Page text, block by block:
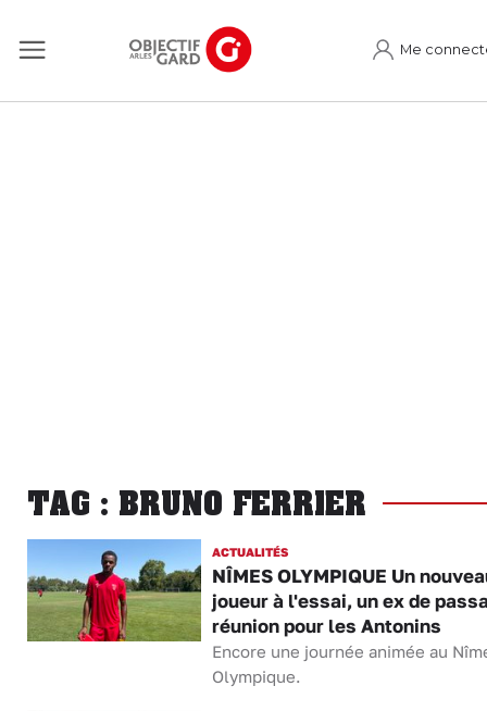
Me
TAG : BRUNO FERRIER
ACTUALITÉS
NÎMES OLYMPIQUE Un
joueur à l'essai, un ex de
réunion pour les Antonins
Encore une journée animée au
Olympique.